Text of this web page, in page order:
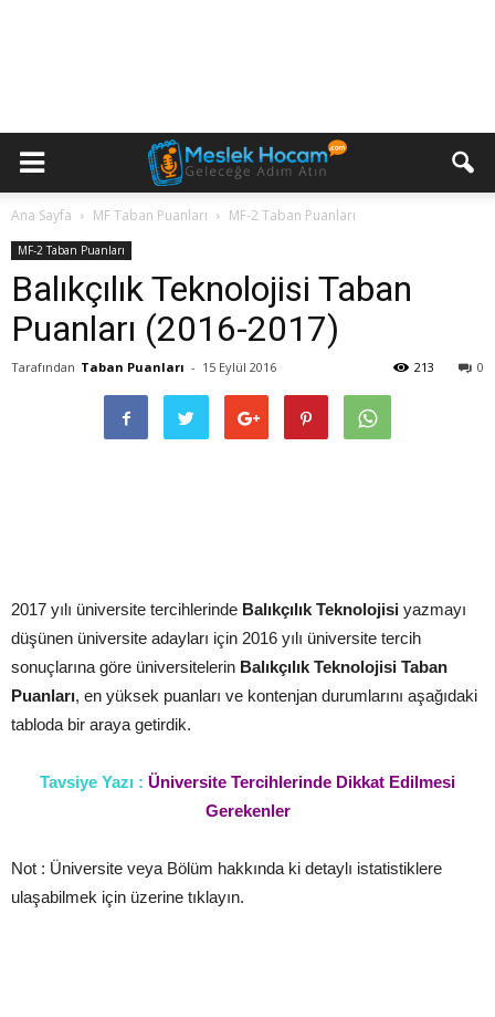
Ana Sayfa MF Taban Puanları MF-2 Taban Puanları
MF-2 Taban Puanları
Balıkçılık Teknolojisi Taban
Puanları (2016-2017)
Tarafından Taban Puanları - 15 Eylül 2016 0
213
2017 yılı üniversite tercihlerinde Balıkçılık Teknolojisi yazmayı
düşünen üniversite adayları için 2016 yılı üniversite tercih
sonuçlarına göre üniversitelerin Balıkçılık Teknolojisi Taban
Puanları, en yüksek puanları ve kontenjan durumlarını aşağıdaki
tabloda bir araya getirdik.
Tavsiye Yazı : Üniversite Tercihlerinde Dikkat Edilmesi
Gerekenler
Not : Üniversite veya Bölüm hakkında ki detaylı istatistiklere
ulaşabilmek için üzerine tıklayın.